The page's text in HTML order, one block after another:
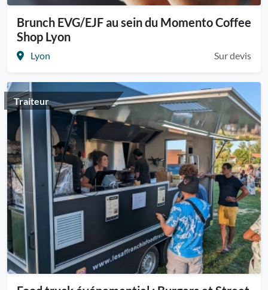
Brunch EVG/EJF au sein du Momento Coffee
Shop Lyon
Lyon Sur devis
Traiteur